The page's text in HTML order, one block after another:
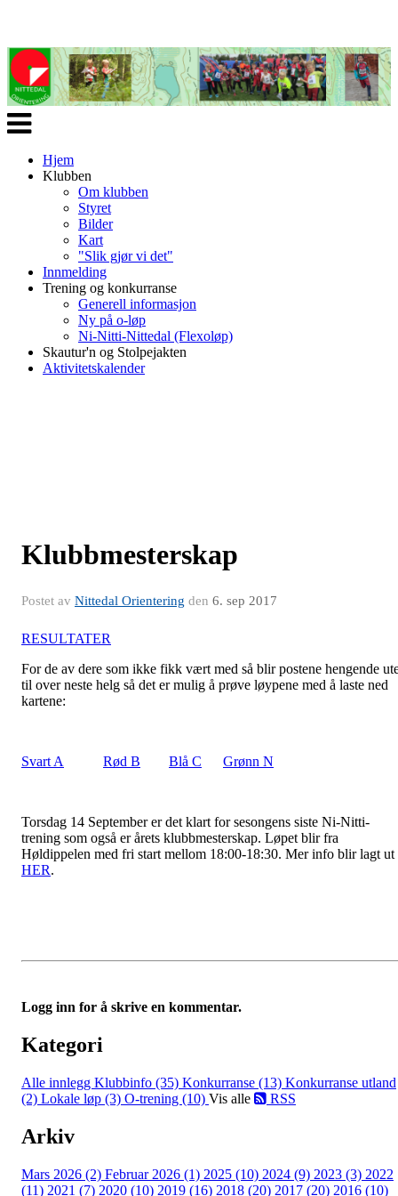
Veksle
navigasjon
Hjem
Klubben
Om klubben
Styret
Bilder
Kart
"Slik gjør vi det"
Innmelding
Trening og konkurranse
Generell informasjon
Ny på o-løp
Ni-Nitti-Nittedal (Flexoløp)
Skautur'n og Stolpejakten
Aktivitetskalender
Klubbmesterskap
Postet av Nittedal Orientering den 6. sep 2017
RESULTATER
For de av dere som ikke fikk vært med så blir postene hengende
til over neste helg så det er mulig å prøve løypene med å laste ned
kartene:
Svart A Rød B Blå C Grønn N
Torsdag 14 September er det klart for sesongens siste Ni-Nitti-
trening som også er årets klubbmesterskap. Løpet blir fra
Høldippelen med fri start mellom 18:00-18:30. Mer info blir lagt ut
HER.
Logg inn for å skrive en kommentar.
Kategori
Alle innlegg Klubbinfo (35) Konkurranse (13) Konkurranse utland
(2) Lokale løp (3) O-trening (10) Vis alle RSS
Arkiv
Mars 2026 (2) Februar 2026 (1) 2025 (10) 2024 (9) 2023 (3) 2022
(11) 2021 (7) 2020 (10) 2019 (16) 2018 (20) 2017 (20) 2016 (10)